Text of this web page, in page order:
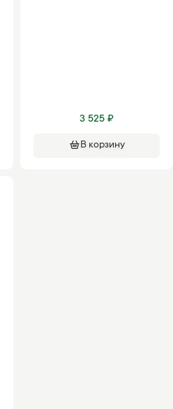
3 525 ₽
В корзину